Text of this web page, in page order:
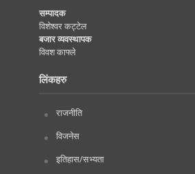
सम्पादक
विशेश्वर कट्टेल
बजार व्यवस्थापक
विवश काफ्ले
लिंकहरु
राजनीति
विजनेस
इतिहास/सभ्यता